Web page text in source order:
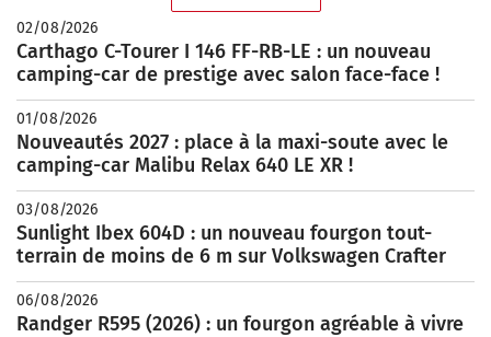
02/08/2026
Carthago C-Tourer I 146 FF-RB-LE : un nouveau
camping-car de prestige avec salon face-face !
01/08/2026
Nouveautés 2027 : place à la maxi-soute avec le
camping-car Malibu Relax 640 LE XR !
03/08/2026
Sunlight Ibex 604D : un nouveau fourgon tout-
terrain de moins de 6 m sur Volkswagen Crafter
06/08/2026
Randger R595 (2026) : un fourgon agréable à vivre